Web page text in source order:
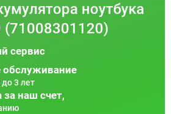
ноутбука
(71008301120)
сервис
обслуживание
3 лет
за наш счет,